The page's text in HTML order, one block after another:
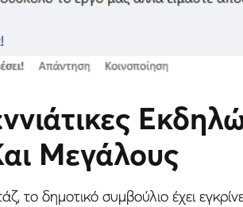
Μεγάλους
το δημοτικό συμβούλιο έχει